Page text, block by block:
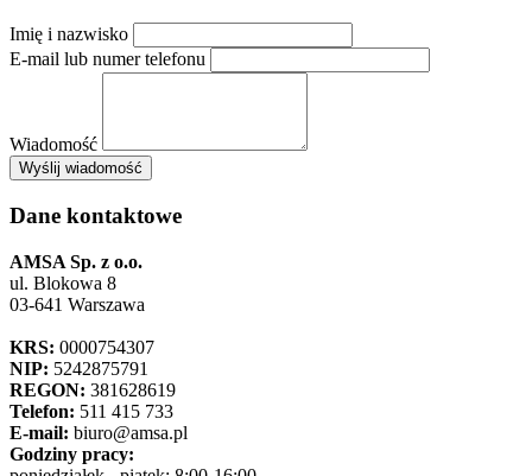
Imię i nazwisko
E-mail lub numer telefonu
Wiadomość
Wyślij wiadomośćAMSA Sp. z o.o. - ul. Blokowa 8, Warszawa
+
−
Dane kontaktowe
AMSA Sp. z o.o.
ul. Blokowa 8
03-641 Warszawa
KRS: 0000754307
NIP: 5242875791
REGON: 381628619
Telefon: 511 415 733
E-mail: biuro@amsa.pl
Godziny pracy: